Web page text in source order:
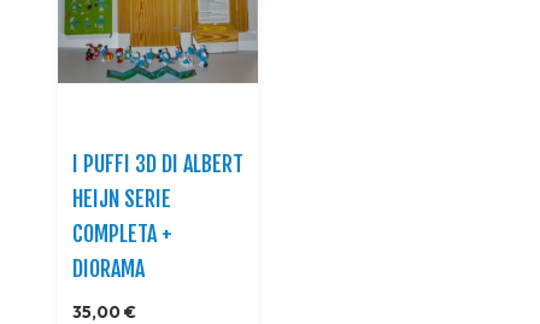
I PUFFI 3D DI ALBERT
HEIJN SERIE
COMPLETA +
DIORAMA
35,00 €